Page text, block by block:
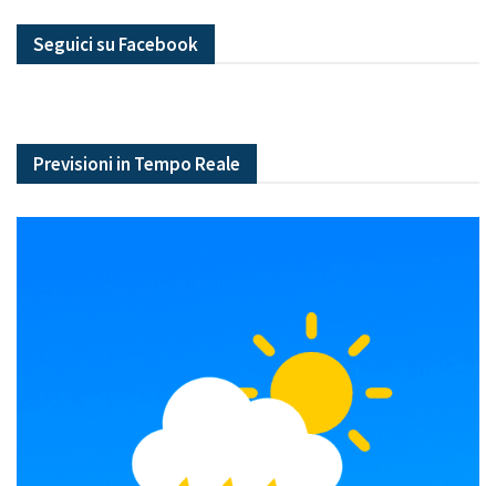
Seguici su Facebook
Previsioni in Tempo Reale